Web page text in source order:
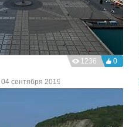
0
1236
04 сентября 2019г.